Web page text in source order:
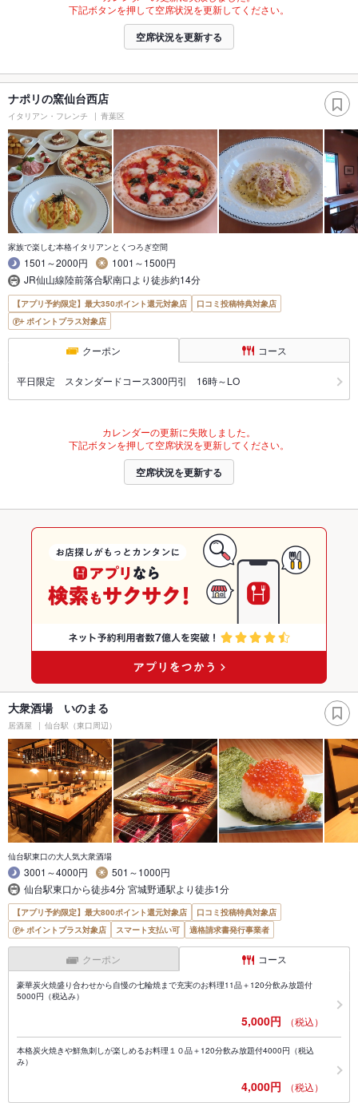
下記ボタンを押して空席状況を更新してください。
空席状況を更新する
ナポリの窯仙台西店
イタリアン・フレンチ 青葉区
家族で楽しむ本格イタリアンとくつろぎ空間
1501～2000円
1001～1500円
JR仙山線陸前落合駅南口より徒歩約14分
【アプリ予約限定】最大350ポイント還元対象店
口コミ投稿特典対象店
ポイントプラス対象店
クーポン コース
平日限定 スタンダードコース300円引 16時～LO
カレンダーの更新に失敗しました。
下記ボタンを押して空席状況を更新してください。
空席状況を更新する
大衆酒場 いのまる
居酒屋 仙台駅（東口周辺）
仙台駅東口の大人気大衆酒場
3001～4000円
501～1000円
仙台駅東口から徒歩4分 宮城野通駅より徒歩1分
【アプリ予約限定】最大800ポイント還元対象店
口コミ投稿特典対象店
ポイントプラス対象店
スマート支払い可 適格請求書発行事業者
クーポン コース
豪華炭火焼盛り合わせから自慢の七輪焼まで充実のお料理11品＋120分飲み放題付
5000円（税込み）
5,000円 （税込）
本格炭火焼きや鮮魚刺しが楽しめるお料理１０品＋120分飲み放題付4000円（税込
み）
4,000円 （税込）